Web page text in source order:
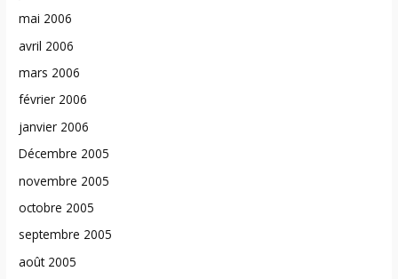
mai 2006
avril 2006
mars 2006
février 2006
janvier 2006
Décembre 2005
novembre 2005
octobre 2005
septembre 2005
août 2005